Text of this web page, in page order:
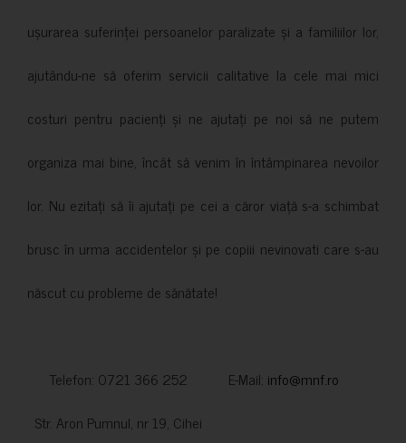
ușurarea suferinței persoanelor paralizate și a familiilor lor,
ajutându-ne să oferim servicii calitative la cele mai mici
costuri pentru pacienți și ne ajutați pe noi să ne putem
organiza mai bine, încât să venim în întâmpinarea nevoilor
lor. Nu ezitați să îi ajutați pe cei a căror viață s-a schimbat
brusc în urma accidentelor și pe copiii nevinovati care s-au
născut cu probleme de sănătate!
Telefon: 0721 366 252 E-Mail: info@mnf.ro
Str. Aron Pumnul, nr 19, Cihei